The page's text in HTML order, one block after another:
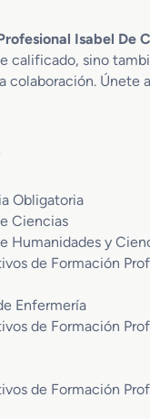
Isabel De
calificado, sino
colaboración. Únete
Obligatoria
Ciencias
Humanidades y
de Formación
Enfermería
de Formación
de Formación